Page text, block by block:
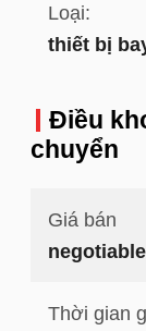
Loại:
thiết bị
Điều
chuyển
Giá bán
negotiable
Thời gian